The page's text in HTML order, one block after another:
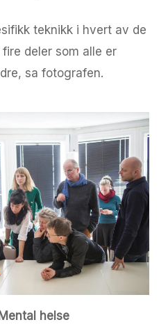
teknikk i hvert av de
deler som alle er
sa fotografen.
helse